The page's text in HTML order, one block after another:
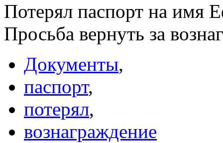
Потерял паспорт на имя
Просьба вернуть за
Документы,
паспорт,
потерял,
вознаграждение